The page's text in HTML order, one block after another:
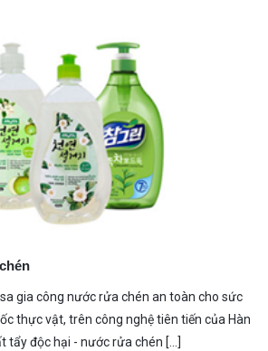
gia công nước rửa chén an toàn cho sức
thực vật, trên công nghệ tiên tiến của Hàn
tẩy độc hại - nước rửa chén [...]